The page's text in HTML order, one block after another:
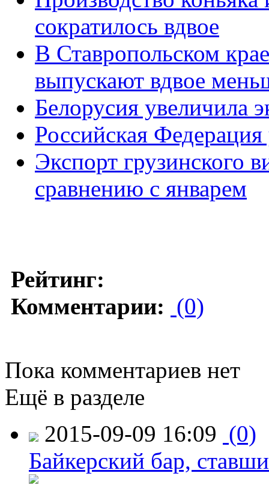
сократилось вдвое
В Ставропольском
выпускают вдвое
Белорусия увеличила
Российская
Экспорт грузинского
сравнению с январем
Рейтинг:
Комментарии: (0)
Пока комментариев нет
Ещё в разделе
2015-09-09 16:09 (0)
Байкерский бар,